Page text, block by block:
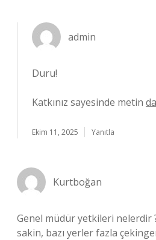
admin
Duru!
Katkınız sayesinde metin
Ekim 11, 2025 Yanıtla
Kurtboğan
Genel müdür yetkileri nelerdir
sakin, bazı yerler fazla